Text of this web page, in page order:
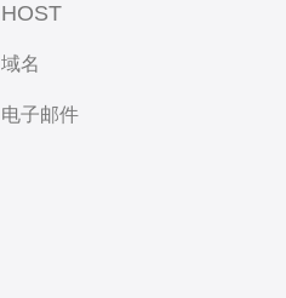
HOST
域名
电子邮件